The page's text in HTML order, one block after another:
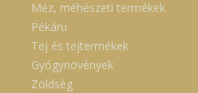
Méz, méhészeti termékek
Pékáru
Tej és tejtermékek
Gyógynövények
Zöldség